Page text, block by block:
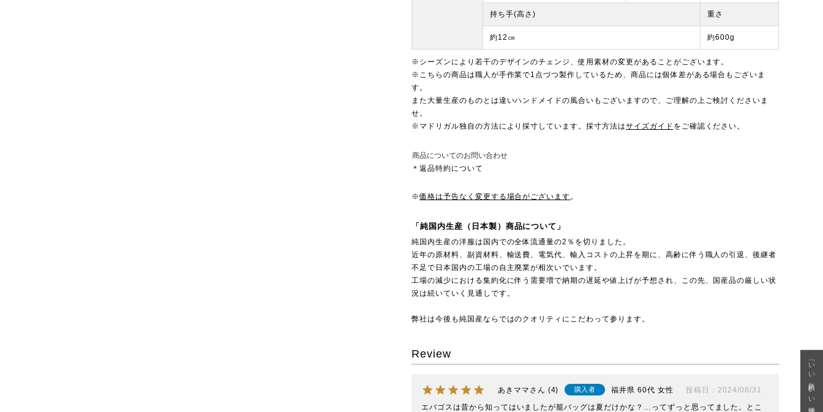
持ち手(高さ) 重さ
約12㎝ 約600g
※シーズンにより若干のデザインのチェンジ、使用素材の変更があることがございます。
※こちらの商品は職人が手作業で1点づつ製作しているため、商品には個体差がある場合もございま
す。
また大量生産のものとは違いハンドメイドの風合いもございますので、ご理解の上ご検討くださいま
せ。
※マドリガル独自の方法により採寸しています。採寸方法はサイズガイド をご確認ください。
商品についてのお問い合わせ
＊返品特約について
※価格は予告なく変更する場合がございます 。
「純国内生産（日本製）商品について」
純国内生産の洋服は国内での全体流通量の2％を切りました。
近年の原材料、副資材料、輸送費、電気代、輸入コストの上昇を期に、高齢に伴う職人の引退、後継者
不足で日本国内の工場の自主廃業が相次いでいます。
工場の減少における集約化に伴う需要増で納期の遅延や値上げが予想され、この先、国産品の厳しい状
況は続いていく見通しです。
弊社は今後も純国産ならではのクオリティにこだわって参ります。
Review
あきママ 4 購入者 福井県 60代 女性 投稿日
2024/08/31
エバゴスは昔から知ってはいましたが籠バッグは夏だけかな？…ってずっと思ってました。とこ
「いい年齢 いい洋服」